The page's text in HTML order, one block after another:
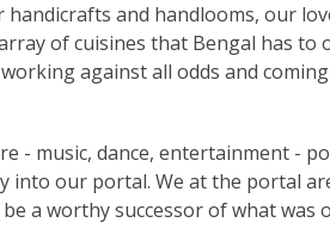
handicrafts and handlooms, our
of cuisines that Bengal has to
against all odds and
- music, dance, entertainment -
into our portal. We at the portal
a worthy successor of what was